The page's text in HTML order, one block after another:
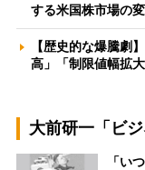
する米国株市場
【歴史的な爆騰劇
高」「制限値幅拡
大前研一「ビ
「い